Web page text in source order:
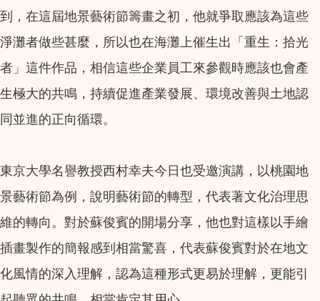
到，在這屆地景藝術節籌畫之初，他就爭取應該為這些
淨灘者做些甚麼，所以也在海灘上催生出「重⽣：拾光
者」這件作品，相信這些企業員工來參觀時應該也會產
生極大的共鳴，持續促進產業發展、環境改善與土地認
同並進的正向循環。
東京大學名譽教授西村幸夫今日也受邀演講，以桃園地
景藝術節為例，說明藝術節的轉型，代表著文化治理思
維的轉向。對於蘇俊賓的開場分享，他也對這樣以手繪
插畫製作的簡報感到相當驚喜，代表蘇俊賓對於在地文
化風情的深入理解，認為這種形式更易於理解，更能引